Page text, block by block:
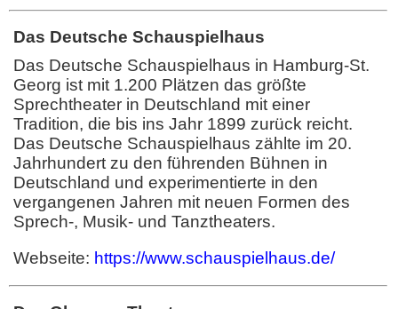
Das Deutsche Schauspielhaus
Das Deutsche Schauspielhaus in Hamburg-St.
Georg ist mit 1.200 Plätzen das größte
Sprechtheater in Deutschland mit einer
Tradition, die bis ins Jahr 1899 zurück reicht.
Das Deutsche Schauspielhaus zählte im 20.
Jahrhundert zu den führenden Bühnen in
Deutschland und experimentierte in den
vergangenen Jahren mit neuen Formen des
Sprech-, Musik- und Tanztheaters.
Webseite: https://www.schauspielhaus.de/